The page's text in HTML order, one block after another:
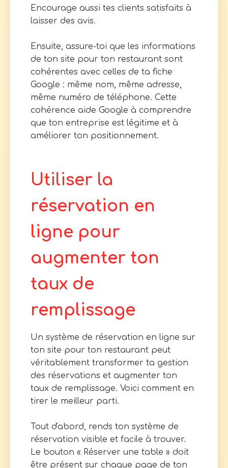
Encourage aussi tes clients satisfaits à
laisser des avis.
Ensuite, assure-toi que les informations
de ton site pour ton restaurant sont
cohérentes avec celles de ta fiche
Google : même nom, même adresse,
même numéro de téléphone. Cette
cohérence aide Google à comprendre
que ton entreprise est légitime et à
améliorer ton positionnement.
Utiliser la
réservation en
ligne pour
augmenter ton
taux de
remplissage
Un système de réservation en ligne sur
ton site pour ton restaurant peut
véritablement transformer ta gestion
des réservations et augmenter ton
taux de remplissage. Voici comment en
tirer le meilleur parti.
Tout d'abord, rends ton système de
réservation visible et facile à trouver.
Le bouton « Réserver une table » doit
être présent sur chaque page de ton